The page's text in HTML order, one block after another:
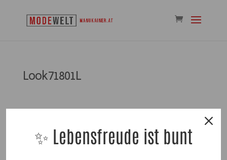
Look71801L
✨ Lebensfreude ist bunt